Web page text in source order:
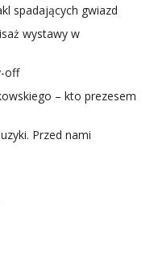
spadających gwiazd
wystawy w
off
– kto prezesem
Przed nami